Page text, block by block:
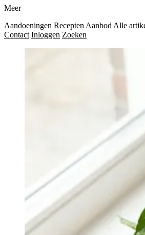
Meer
Aandoeningen Recepten Aanbod Alle
Contact Inloggen Zoeken